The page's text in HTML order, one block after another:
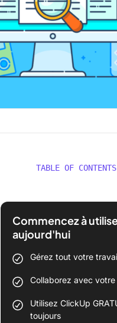
TABLE OF CONTENTS
Commencez à
aujourd'hui
Gérez tout votre
Collaborez avec
Utilisez ClickUp
toujours